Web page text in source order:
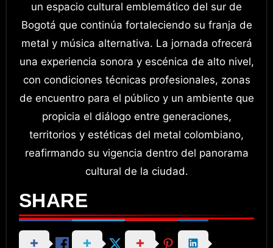
un espacio cultural emblemático del sur de
Bogotá que continúa fortaleciendo su franja de
metal y música alternativa. La jornada ofrecerá
una experiencia sonora y escénica de alto nivel,
con condiciones técnicas profesionales, zonas
de encuentro para el público y un ambiente que
propicia el diálogo entre generaciones,
territorios y estéticas del metal colombiano,
reafirmando su vigencia dentro del panorama
cultural de la ciudad.
SHARE